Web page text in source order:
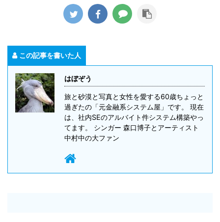
この記事を書いた人
はぼぞう
旅と砂漠と写真と女性を愛する60歳ちょっと
過ぎたの「元金融系システム屋」です。 現在
は、社内SEのアルバイト件システム構築やっ
てます。 シンガー 森口博子とアーティスト
中村中の大ファン